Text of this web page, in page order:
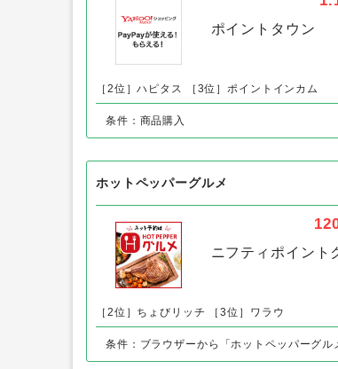
Yahoo!ショッピング
ポイントタウン
ホットペッパーグルメ
ニフティポイント